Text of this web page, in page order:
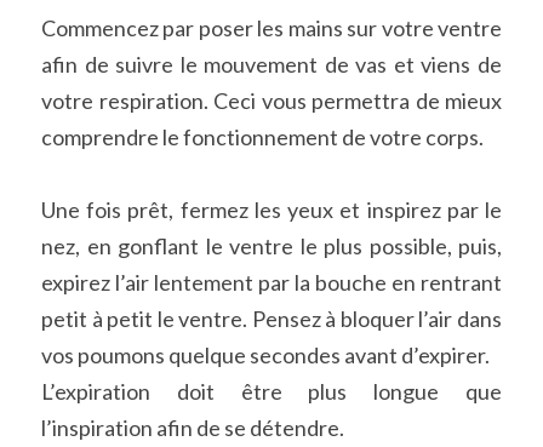
Commencez par poser les mains sur votre ventre
afin de suivre le mouvement de vas et viens de
votre respiration. Ceci vous permettra de mieux
comprendre le fonctionnement de votre corps.
Une fois prêt, fermez les yeux et inspirez par le
nez, en gonflant le ventre le plus possible, puis,
expirez l’air lentement par la bouche en rentrant
petit à petit le ventre. Pensez à bloquer l’air dans
vos poumons quelque secondes avant d’expirer.
L’expiration doit être plus longue que
l’inspiration afin de se détendre.